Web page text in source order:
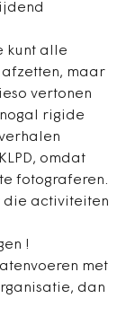
kunt alle
afzetten, maar
vertonen
rigide
omdat
fotograferen.
die activiteiten
!
met
dan